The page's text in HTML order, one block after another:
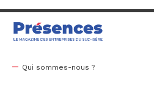
Qui sommes-nous ?